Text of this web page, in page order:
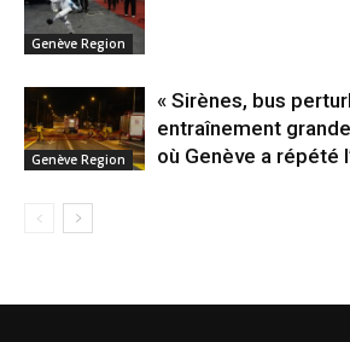
Genève Region
Genève Region
« Sirènes, bus
entraînement
où Genève a répété